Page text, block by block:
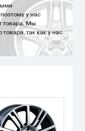
у нас
товара. Мы
так как у нас